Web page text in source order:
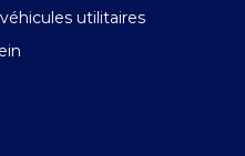
utilitaires